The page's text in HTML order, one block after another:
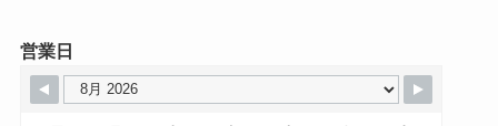
営業日